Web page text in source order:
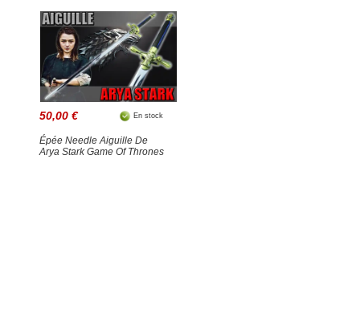
50,00 € En stock
Épée Needle Aiguille De
Arya Stark Game Of Thrones